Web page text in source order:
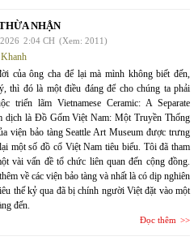
NHẬN
2:04 CH (Xem: 2011)
của ông cha để lại mà mình không biết đến,
thì đó là một điều đáng để cho chúng ta phải
triển lãm Vietnamese Ceramic: A Separate
dịch là Đồ Gốm Việt Nam: Một Truyền Thống
viện bảo tàng Seattle Art Museum được trưng
một số đồ cổ Việt Nam tiêu biểu. Tôi đã tham
vài vấn đề tổ chức liên quan đến cộng đồng.
về các viện bảo tàng và nhất là có dịp nghiên
thế kỷ qua đã bị chính người Việt đặt vào một
đến.
Đọc thêm